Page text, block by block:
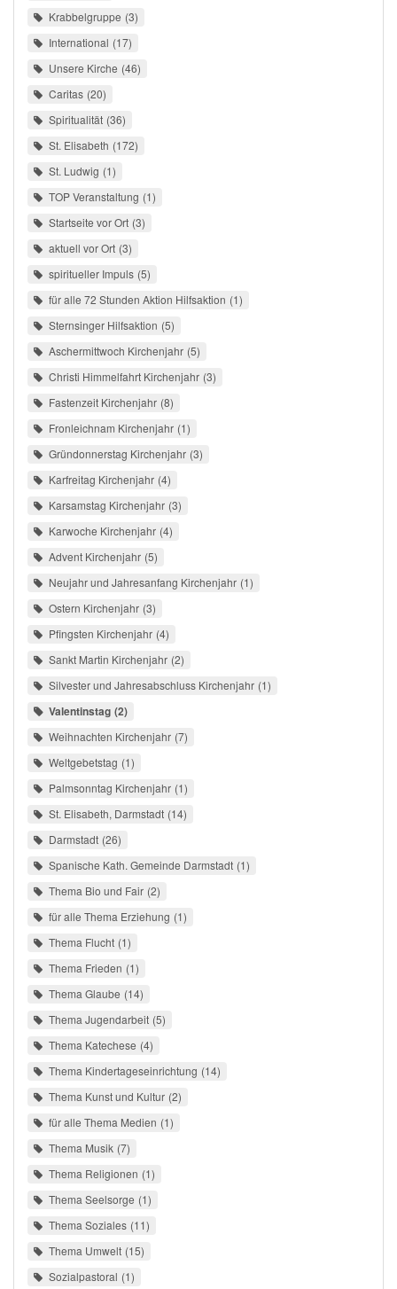
Krabbelgruppe 3
International 17
Unsere Kirche 46
Caritas 20
Spiritualität 36
St. Elisabeth 172
St. Ludwig 1
TOP Veranstaltung 1
Startseite vor Ort 3
aktuell vor Ort 3
spiritueller Impuls 5
für alle 72 Stunden Aktion Hilfsaktion 1
Sternsinger Hilfsaktion 5
Aschermittwoch Kirchenjahr 5
Christi Himmelfahrt Kirchenjahr 3
Fastenzeit Kirchenjahr 8
Fronleichnam Kirchenjahr 1
Gründonnerstag Kirchenjahr 3
Karfreitag Kirchenjahr 4
Karsamstag Kirchenjahr 3
Karwoche Kirchenjahr 4
Advent Kirchenjahr 5
Neujahr und Jahresanfang Kirchenjahr 1
Ostern Kirchenjahr 3
Pfingsten Kirchenjahr 4
Sankt Martin Kirchenjahr 2
Silvester und Jahresabschluss Kirchenjahr 1
Valentinstag 2
Weihnachten Kirchenjahr 7
Weltgebetstag 1
Palmsonntag Kirchenjahr 1
St. Elisabeth, Darmstadt 14
Darmstadt 26
Spanische Kath. Gemeinde Darmstadt 1
Thema Bio und Fair 2
für alle Thema Erziehung 1
Thema Flucht 1
Thema Frieden 1
Thema Glaube 14
Thema Jugendarbeit 5
Thema Katechese 4
Thema Kindertageseinrichtung 14
Thema Kunst und Kultur 2
für alle Thema Medien 1
Thema Musik 7
Thema Religionen 1
Thema Seelsorge 1
Thema Soziales 11
Thema Umwelt 15
Sozialpastoral 1